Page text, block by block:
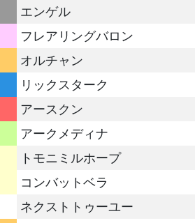
エンゲル
フレアリングバロン
オルチャン
リックスターク
アースクン
アークメディナ
トモニミルホープ
コンバットベラ
ネクストトゥーユー